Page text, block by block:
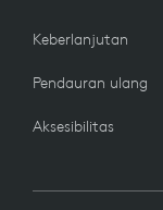
Keberlanjutan
Pendauran ulang
Aksesibilitas